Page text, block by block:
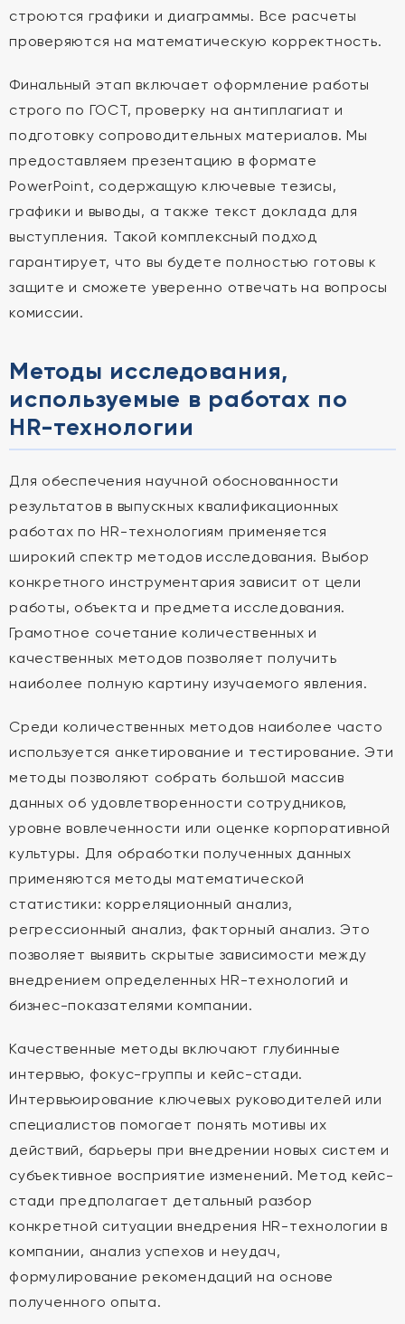
строются графики и диаграммы. Все расчеты
проверяются на математическую корректность.
Финальный этап включает оформление работы
строго по ГОСТ, проверку на антиплагиат и
подготовку сопроводительных материалов. Мы
предоставляем презентацию в формате
PowerPoint, содержащую ключевые тезисы,
графики и выводы, а также текст доклада для
выступления. Такой комплексный подход
гарантирует, что вы будете полностью готовы к
защите и сможете уверенно отвечать на вопросы
комиссии.
Методы исследования,
используемые в работах по
HR-технологии
Для обеспечения научной обоснованности
результатов в выпускных квалификационных
работах по HR-технологиям применяется
широкий спектр методов исследования. Выбор
конкретного инструментария зависит от цели
работы, объекта и предмета исследования.
Грамотное сочетание количественных и
качественных методов позволяет получить
наиболее полную картину изучаемого явления.
Среди количественных методов наиболее часто
используется анкетирование и тестирование. Эти
методы позволяют собрать большой массив
данных об удовлетворенности сотрудников,
уровне вовлеченности или оценке корпоративной
культуры. Для обработки полученных данных
применяются методы математической
статистики: корреляционный анализ,
регрессионный анализ, факторный анализ. Это
позволяет выявить скрытые зависимости между
внедрением определенных HR-технологий и
бизнес-показателями компании.
Качественные методы включают глубинные
интервью, фокус-группы и кейс-стади.
Интервьюирование ключевых руководителей или
специалистов помогает понять мотивы их
действий, барьеры при внедрении новых систем и
субъективное восприятие изменений. Метод кейс-
стади предполагает детальный разбор
конкретной ситуации внедрения HR-технологии в
компании, анализ успехов и неудач,
формулирование рекомендаций на основе
полученного опыта.